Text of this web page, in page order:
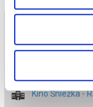
15.06.2026 ,
Kino Śnieżka -